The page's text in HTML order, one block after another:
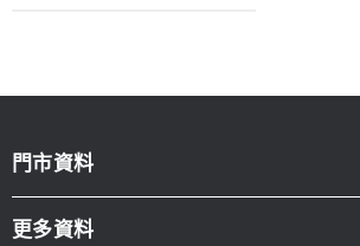
門市資料
更多資料